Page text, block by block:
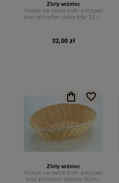
Złoty widelec
Koszyk na owoce bułki pieczywo
kosz polirattan jasny brąz 23 cm
32,00 zł
Złoty widelec
Koszyk na owoce bułki pieczywo
kosz polirattan beżowy 18 cm x